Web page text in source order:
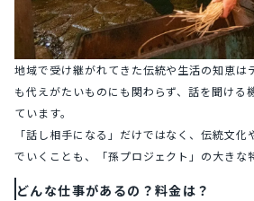
地域で受け継がれてきた伝統や生活の知恵は
も代えがたいものにも関わらず、話を聞ける
ています。
「話し相手になる」だけではなく、伝統文
でいくことも、「孫プロジェクト」の大きな
どんな仕事があるの？料金は？